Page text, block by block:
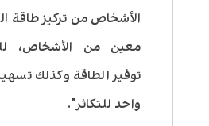
الأشخاص من تركيز طاقة
معين من الأشخاص،
توفير الطاقة وكذلك
واحد للتكاثر”.